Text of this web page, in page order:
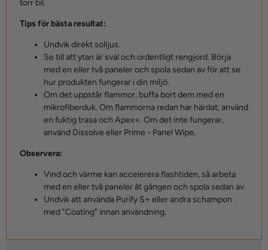
torr bil.
Tips för bästa resultat:
Undvik direkt solljus.
Se till att ytan är sval och ordentligt rengjord. Börja
med en eller två paneler och spola sedan av för att se
hur produkten fungerar i din miljö.
Om det uppstår flammor, buffa bort dem med en
mikrofiberduk. Om flammorna redan har härdat, använd
en fuktig trasa och Apex+. Om det inte fungerar,
använd Dissolve eller Prime - Panel Wipe.
Observera:
Vind och värme kan accelerera flashtiden, så arbeta
med en eller två paneler åt gången och spola sedan av.
Undvik att använda Purify S+ eller andra schampon
med "Coating" innan användning.